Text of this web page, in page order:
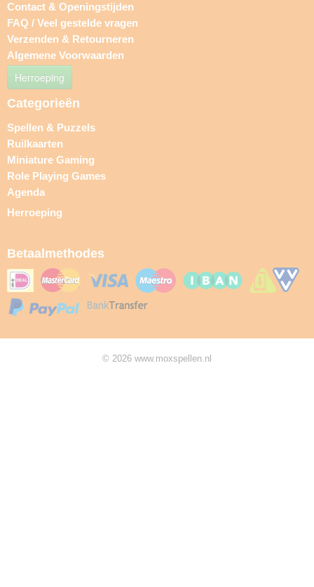
Contact & Openingstijden
FAQ / Veel gestelde vragen
Verzenden & Retourneren
Algemene Voorwaarden
Herroeping
Categorieën
Spellen & Puzzels
Ruilkaarten
Miniature Gaming
Role Playing Games
Agenda
Herroeping
Betaalmethodes
© 2026 www.moxspellen.nl